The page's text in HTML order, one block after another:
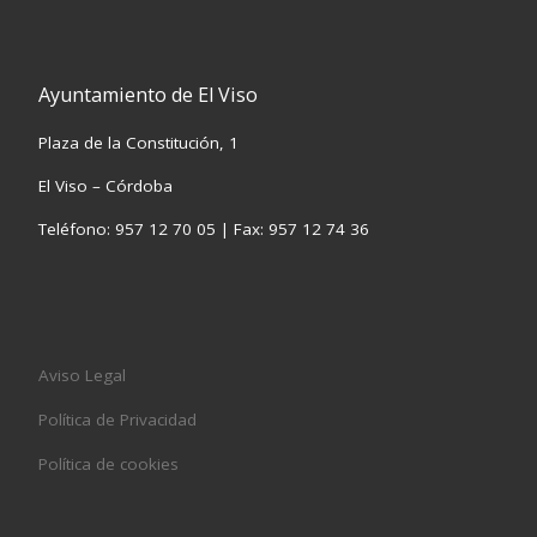
Ayuntamiento de El Viso
Plaza de la Constitución, 1
El Viso – Córdoba
Teléfono: 957 12 70 05 | Fax: 957 12 74 36
Aviso Legal
Política de Privacidad
Política de cookies